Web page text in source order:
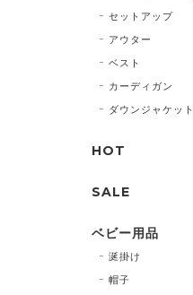
セットアップ
アウター
ベスト
カーディガン
ダウンジャケット
HOT
SALE
ベビー用品
涎掛け
帽子